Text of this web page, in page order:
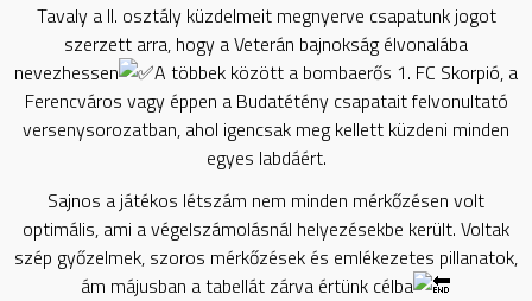
Tavaly a II. osztály küzdelmeit megnyerve csapatunk jogot
szerzett arra, hogy a Veterán bajnokság élvonalába
nevezhessen
A többek között a bombaerős 1. FC Skorpió, a
Ferencváros vagy éppen a Budatétény csapatait felvonultató
versenysorozatban, ahol igencsak meg kellett küzdeni minden
egyes labdáért.
Sajnos a játékos létszám nem minden mérkőzésen volt
optimális, ami a végelszámolásnál helyezésekbe került. Voltak
szép győzelmek, szoros mérkőzések és emlékezetes pillanatok,
ám májusban a tabellát zárva értünk célba